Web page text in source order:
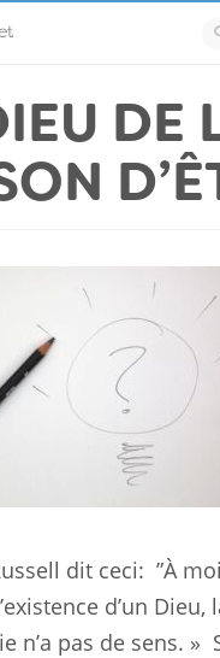
DE
dit ceci: ”À
d’un
n’a pas de sens. »